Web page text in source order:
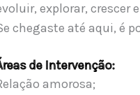
explorar, crescer
chegaste até aqui, é
de Intervenção:
amorosa;